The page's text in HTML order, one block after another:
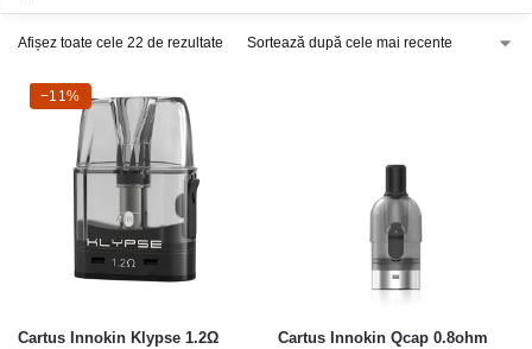
Afișez toate cele 22 de rezultate
-11%
−11%
Cartus Innokin Klypse 1.2Ω Cartus Innokin Qcap 0.8ohm